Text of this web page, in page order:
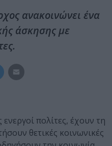
ανακοινώνει ένα
άσκησης με
πολίτες, έχουν τη
θετικές κοινωνικές